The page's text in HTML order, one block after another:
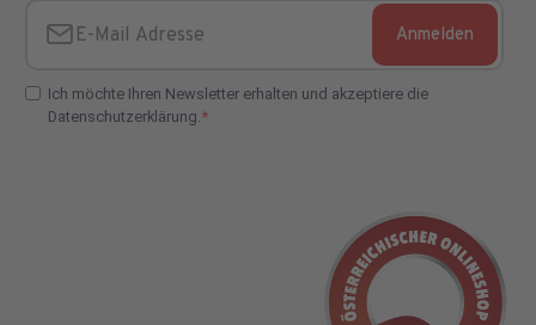
Ich möchte Ihren Newsletter erhalten und akzeptiere die
Datenschutzerklärung.
Anmelden